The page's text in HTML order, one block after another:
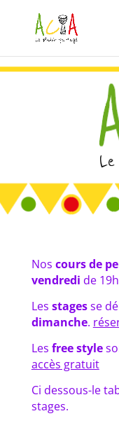
Nos cours de
vendredi de
Les stagesse
dimanche.
Les free style
accès gratuit
Ci dessous-le
stages.